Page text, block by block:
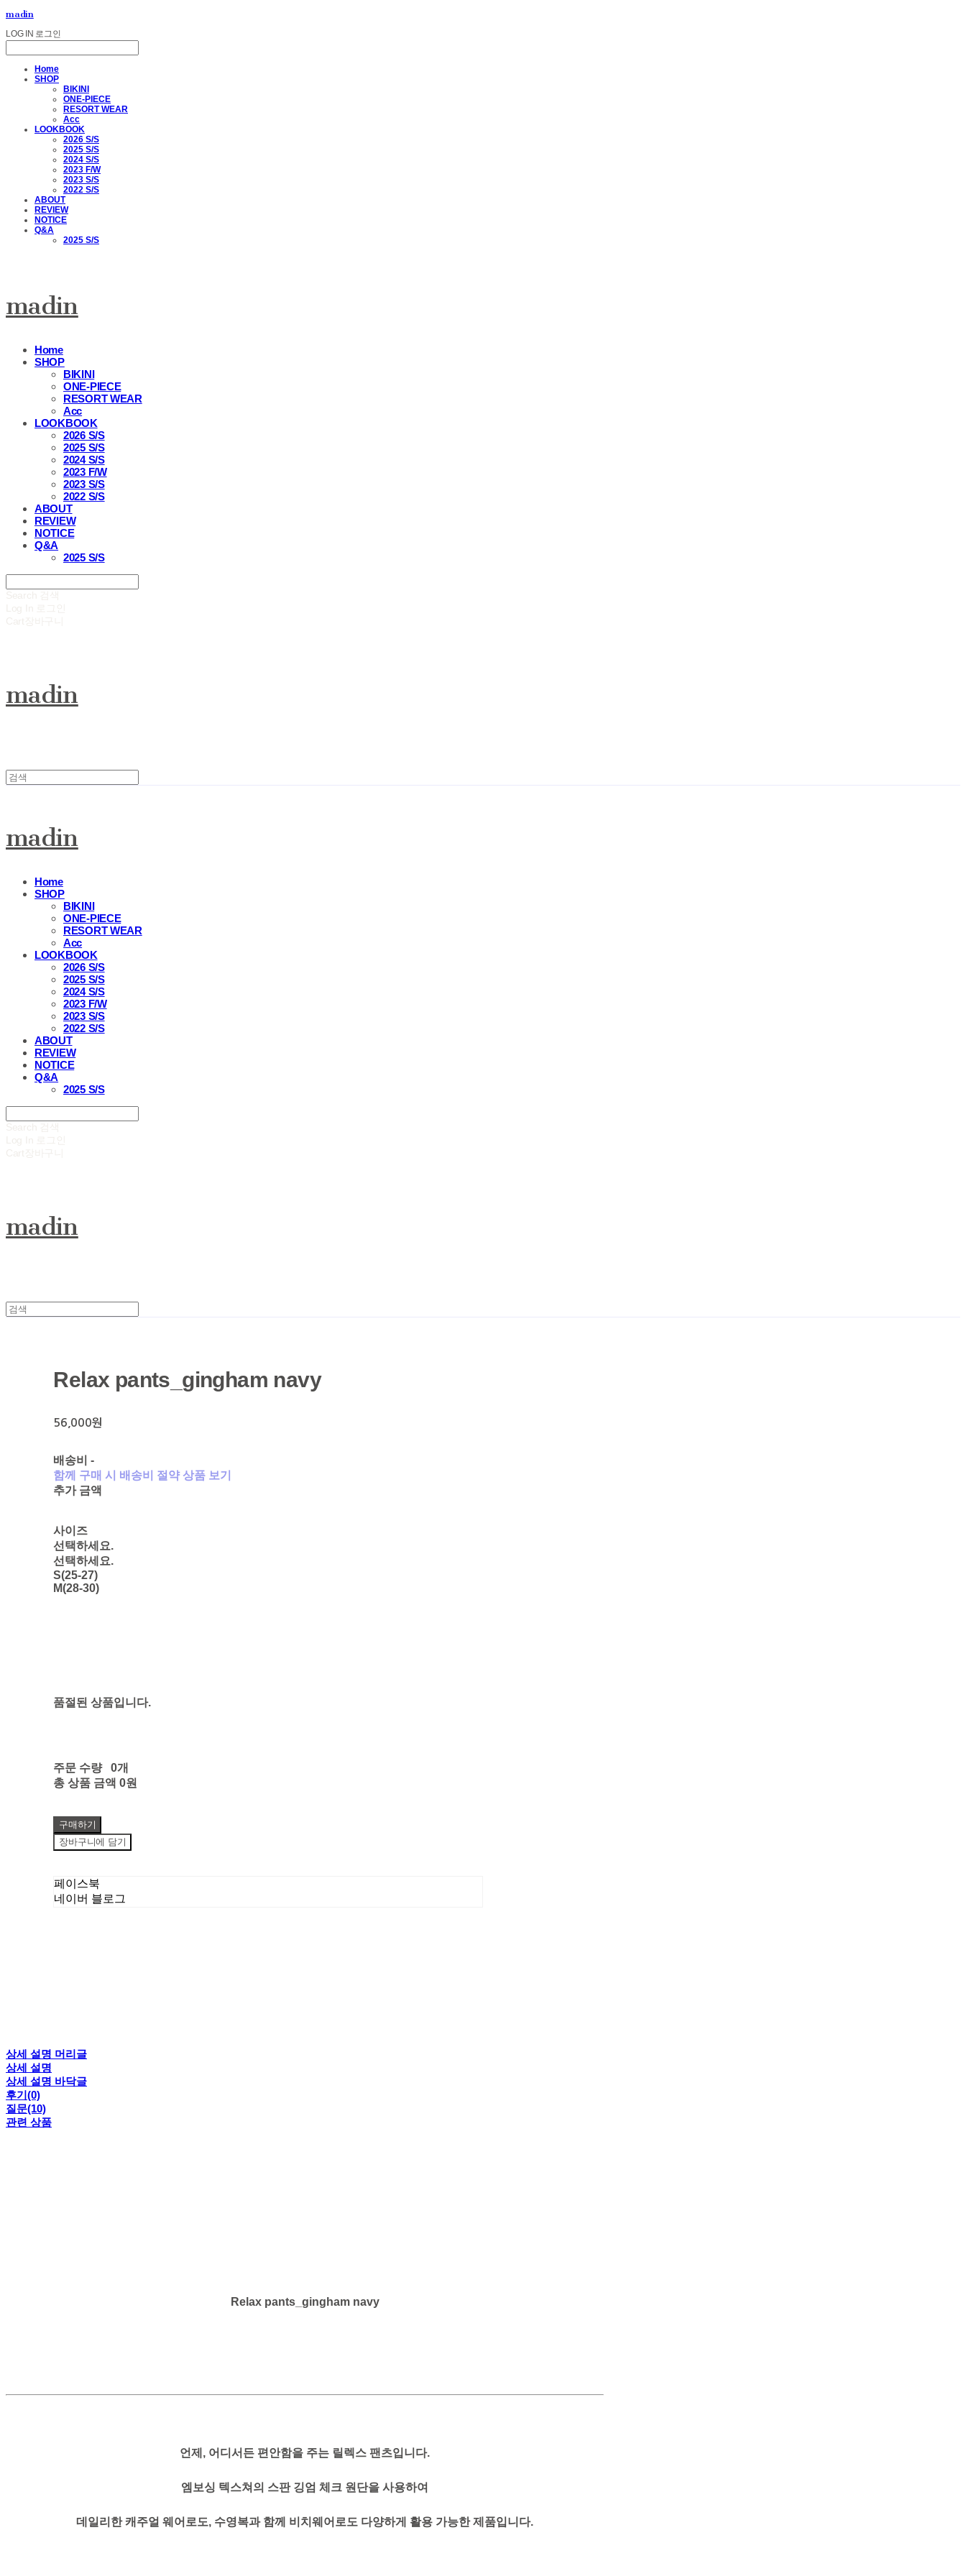
madin
LOG IN 로그인
Home
SHOP
BIKINI
ONE-PIECE
RESORT WEAR
Acc
LOOKBOOK
2026 S/S
2025 S/S
2024 S/S
2023 F/W
2023 S/S
2022 S/S
ABOUT
REVIEW
NOTICE
Q&A
2025 S/S
madin
Home
SHOP
BIKINI
ONE-PIECE
RESORT WEAR
Acc
LOOKBOOK
2026 S/S
2025 S/S
2024 S/S
2023 F/W
2023 S/S
2022 S/S
ABOUT
REVIEW
NOTICE
Q&A
2025 S/S
madin
madin
Home
SHOP
BIKINI
ONE-PIECE
RESORT WEAR
Acc
LOOKBOOK
2026 S/S
2025 S/S
2024 S/S
2023 F/W
2023 S/S
2022 S/S
ABOUT
REVIEW
NOTICE
Q&A
2025 S/S
madin
Relax pants_gingham navy
56,000원
배송비-
함께 구매 시 배송비 절약 상품 보기
추가 금액
사이즈
선택하세요.
선택하세요.
S(25-27)
M(28-30)
품절된 상품입니다.
주문 수량
0개
총 상품 금액 0원
구매하기
장바구니에 담기
페이스북
네이버 블로그
상세 설명 머리글
상세 설명
상세 설명 바닥글
후기(0)
질문(10)
관련 상품
Relax pants_gingham navy
언제, 어디서든 편안함을 주는 릴렉스 팬츠입니다.
엠보싱 텍스쳐의 스판 깅엄 체크 원단을 사용하여
데일리한 캐주얼 웨어로도, 수영복과 함께 비치웨어로도 다양하게 활용 가능한 제품입니다.